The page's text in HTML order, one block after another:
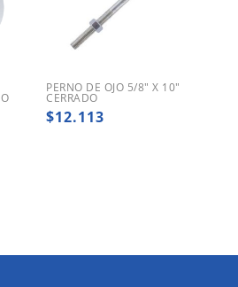
PERNO DE OJO 5/8″ X 10″
CERRADO
$12.113